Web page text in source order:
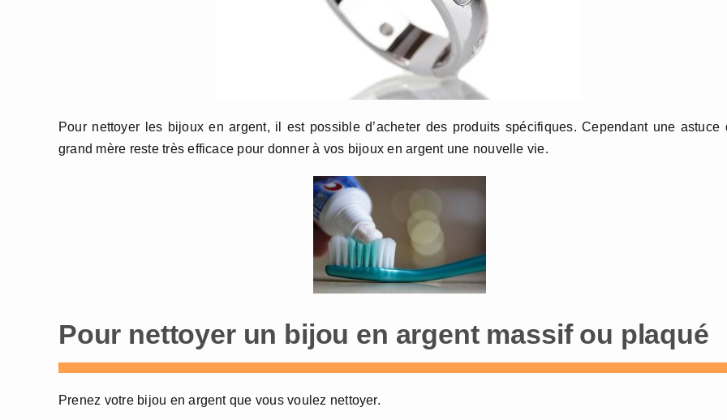
Pour nettoyer les bijoux en argent, il est possible d’acheter des produits spécifiques. Cependant une astuce
grand mère reste très efficace pour donner à vos bijoux en argent une nouvelle vie.
Pour nettoyer un bijou en argent massif ou plaqué
Prenez votre bijou en argent que vous voulez nettoyer.